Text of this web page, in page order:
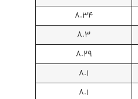
8.34
8.3
8.29
8.1
8.1